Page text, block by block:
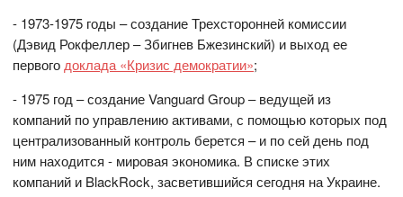
- 1973-1975 годы – создание Трехсторонней комиссии
(Дэвид Рокфеллер – Збигнев Бжезинский) и выход ее
первогодоклада «Кризис демократии»;
- 1975 год – создание Vanguard Group – ведущей из
компаний по управлению активами, с помощью которых под
централизованный контроль берется – и по сей день под
ним находится - мировая экономика. В списке этих
компаний и BlackRock, засветившийся сегодня на Украине.